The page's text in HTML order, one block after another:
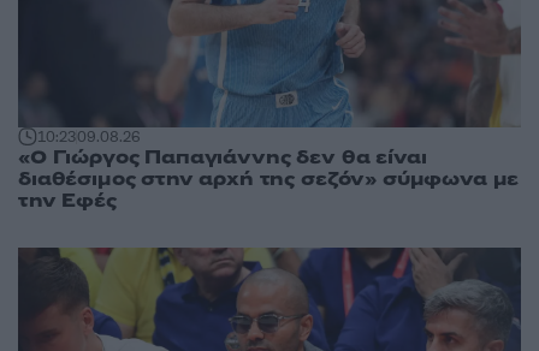
10:2309.08.26
«Ο Γιώργος Παπαγιάννης δεν θα είναι
διαθέσιμος στην αρχή της σεζόν» σύμφωνα με
την Εφές